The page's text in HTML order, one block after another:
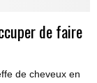
de faire
de cheveux en